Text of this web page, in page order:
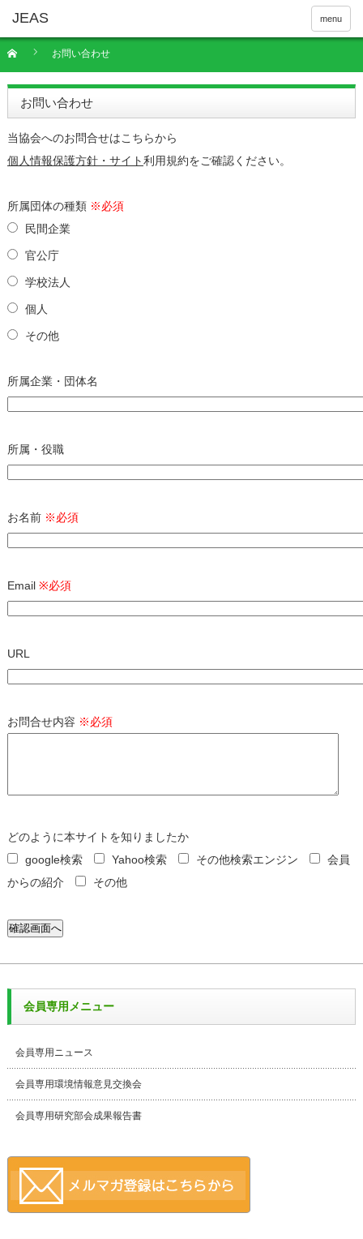
menu
お問い合わせ
お問い合わせ
当協会へのお問合せはこちらから
個人情報保護方針・サイト利用規約をご確認ください。
所属団体の種類 ※必須
民間企業
官公庁
学校法人
個人
その他
所属企業・団体名
所属・役職
お名前 ※必須
Email ※必須
URL
お問合せ内容 ※必須
どのように本サイトを知りましたか
google検索
Yahoo検索 その他検索エンジン
会員
からの紹介
その他
会員専用メニュー
会員専用ニュース
会員専用環境情報意見交換会
会員専用研究部会成果報告書